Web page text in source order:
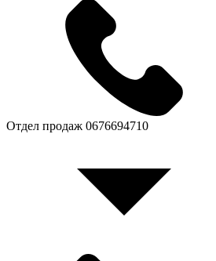
Отдел продаж 0676694710